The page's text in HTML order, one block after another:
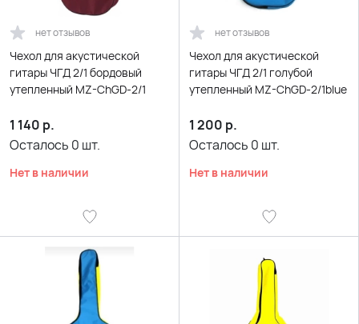
нет отзывов
Чехол для акустической
гитары ЧГД 2/1 бордовый
утепленный MZ-ChGD-2/1
1 140 р.
Осталось 0 шт.
Нет в наличии
нет отзывов
Чехол для акустической
гитары ЧГД 2/1 голубой
утепленный MZ-ChGD-2/1blue
1 200 р.
Осталось 0 шт.
Нет в наличии